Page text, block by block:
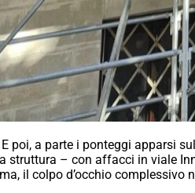
E poi, a parte i ponteggi apparsi
struttura – con affacci in viale
il colpo d’occhio complessivo